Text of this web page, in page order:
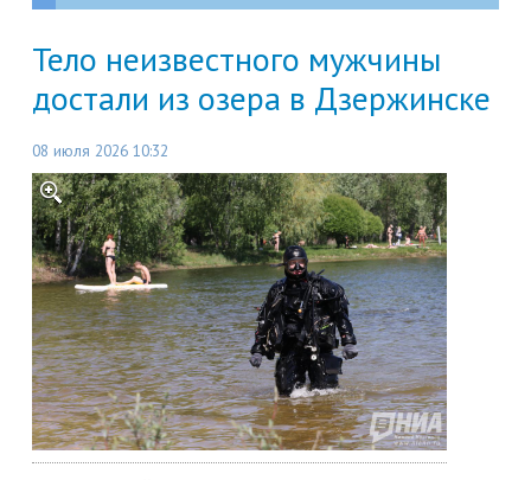
Тело неизвестного мужчины
достали из озера в Дзержинске
08 июля 2026 10:32